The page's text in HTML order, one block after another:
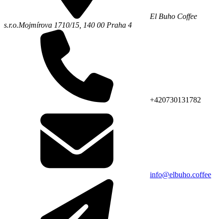
El Buho Coffee
s.r.o.Mojmírova 1710/15, 140 00 Praha 4
+420730131782
info@elbuho.coffee